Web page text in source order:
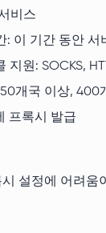
비스
: 이 기간 동안 서
원: SOCKS,
개국 이상, 400
프록시 발급
시 설정에 어려